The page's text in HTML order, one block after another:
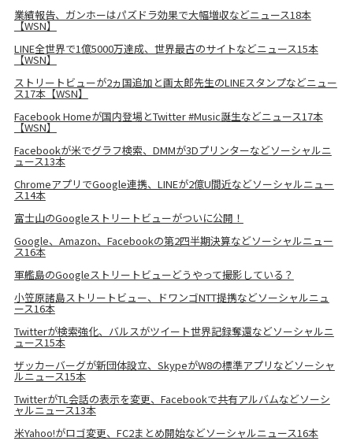
業績報告、ガンホーはパズドラ効果で大幅増収などニュース18本
【WSN】
LINE全世界で1億5000万達成、世界最古のサイトなどニュース15本
【WSN】
ストリートビューが2ヵ国追加と画太郎先生のLINEスタンプなどニュー
ス17本【WSN】
Facebook Homeが国内登場とTwitter #Music誕生などニュース17本
【WSN】
Facebookが米でグラフ検索、DMMが3Dプリンターなどソーシャルニ
ュース13本
ChromeアプリでGoogle連携、LINEが2億U間近などソーシャルニュー
ス14本
富士山のGoogleストリートビューがついに公開！
Google、Amazon、Facebookの第2四半期決算などソーシャルニュー
ス16本
軍艦島のGoogleストリートビューどうやって撮影している？
小笠原諸島ストリートビュー、ドワンゴNTT提携などソーシャルニュ
ース16本
Twitterが検索強化、バルスがツイート世界記録奪還などソーシャルニ
ュース15本
ザッカーバーグが新団体設立、SkypeがW8の標準アプリなどソーシャ
ルニュース15本
TwitterがTL会話の表示を変更、Facebookで共有アルバムなどソーシ
ャルニュース13本
米Yahoo!がロゴ変更、FC2まとめ開始などソーシャルニュース16本